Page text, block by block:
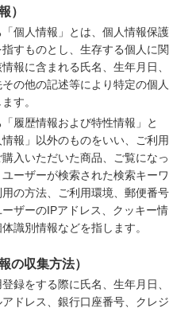
）
個人情報」とは、個人情報保護
すものとし、生存する個人に関
報に含まれる氏名、生年月日、
の他の記述等により特定の個人
す。
履歴情報および特性情報」と
報」以外のものをいい、ご利用
入いただいた商品、ご覧になっ
ーザーが検索された検索キーワ
の方法、ご利用環境、郵便番号
ザーのIPアドレス、クッキー情
識別情報などを指します。
の収集方法）
録をする際に氏名、生年月日、
ドレス、銀行口座番号、クレジ